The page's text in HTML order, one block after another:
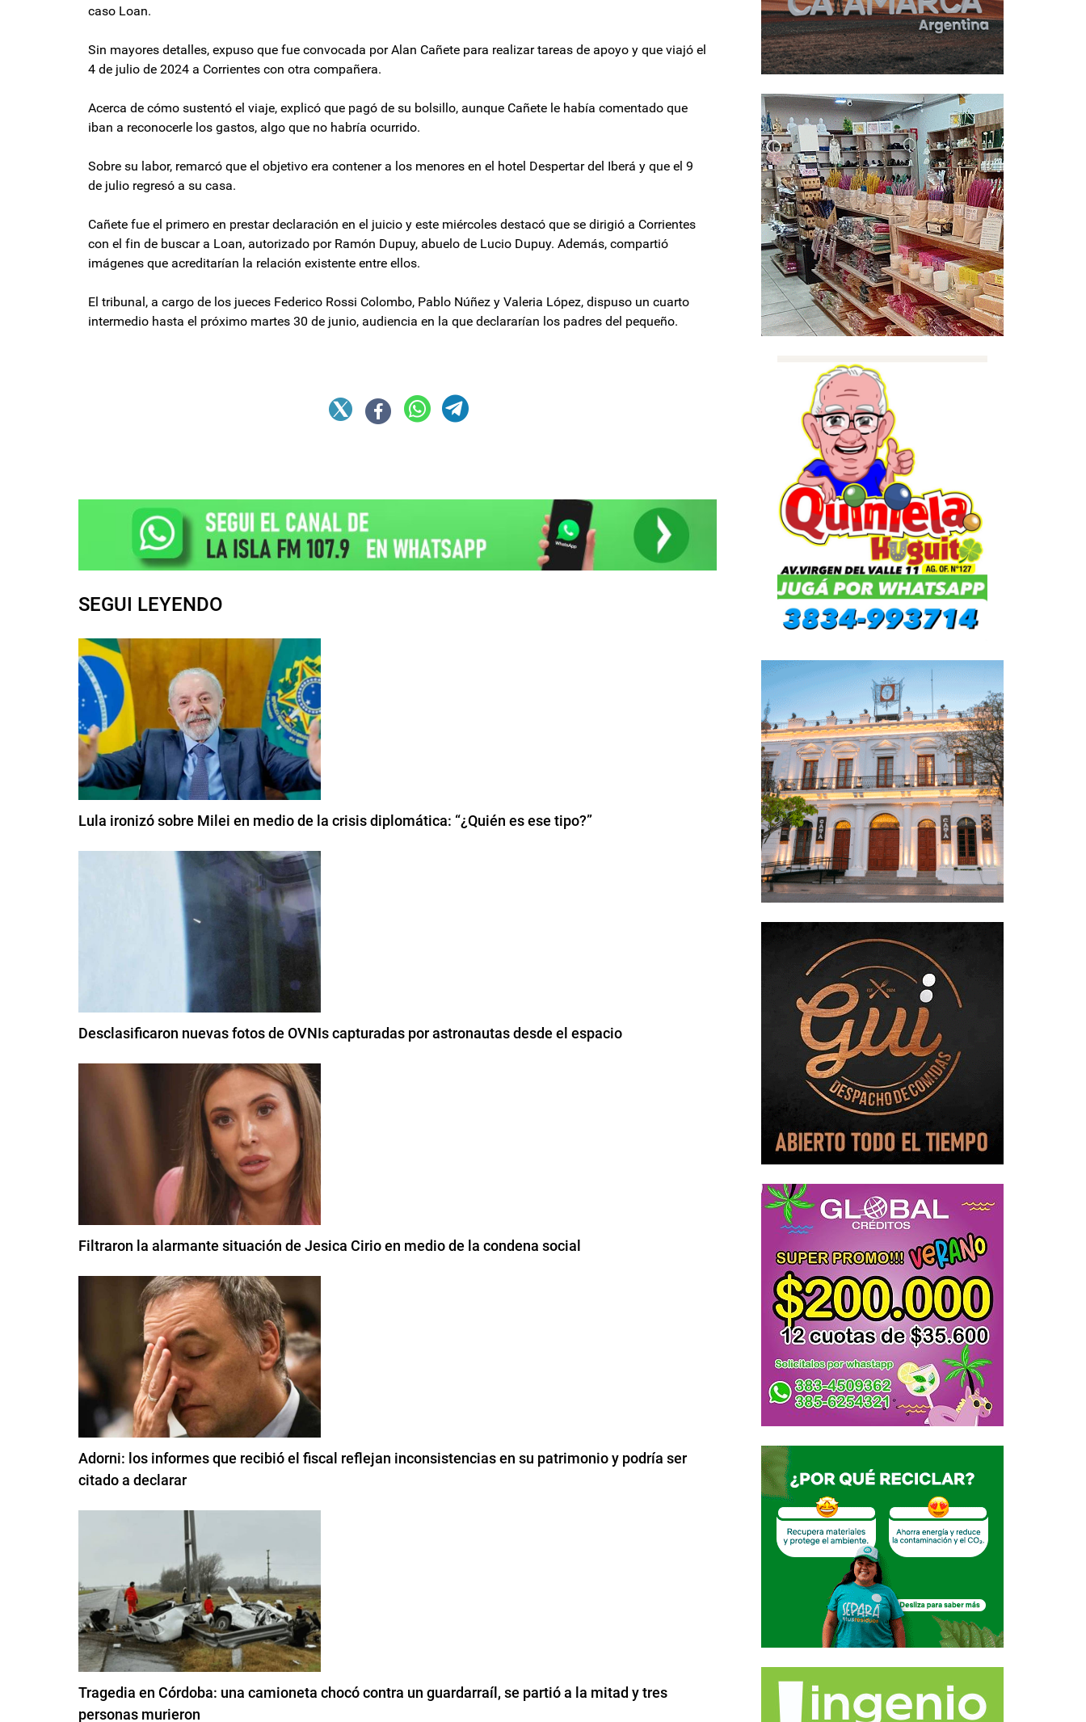
caso Loan.
Sin mayores detalles, expuso que fue convocada por Alan Cañete para realizar tareas de apoyo y que viajó el
4 de julio de 2024 a Corrientes con otra compañera.
Acerca de cómo sustentó el viaje, explicó que pagó de su bolsillo, aunque Cañete le había comentado que
iban a reconocerle los gastos, algo que no habría ocurrido.
Sobre su labor, remarcó que el objetivo era contener a los menores en el hotel Despertar del Iberá y que el 9
de julio regresó a su casa.
Cañete fue el primero en prestar declaración en el juicio y este miércoles destacó que se dirigió a Corrientes
con el fin de buscar a Loan, autorizado por Ramón Dupuy, abuelo de Lucio Dupuy. Además, compartió
imágenes que acreditarían la relación existente entre ellos.
El tribunal, a cargo de los jueces Federico Rossi Colombo, Pablo Núñez y Valeria López, dispuso un cuarto
intermedio hasta el próximo martes 30 de junio, audiencia en la que declararían los padres del pequeño.
SEGUI LEYENDO
Lula ironizó sobre Milei en medio de la crisis diplomática: “¿Quién es ese tipo?”
Desclasificaron nuevas fotos de OVNIs capturadas por astronautas desde el espacio
Filtraron la alarmante situación de Jesica Cirio en medio de la condena social
Adorni: los informes que recibió el fiscal reflejan inconsistencias en su patrimonio y podría ser
citado a declarar
Tragedia en Córdoba: una camioneta chocó contra un guardarraíl, se partió a la mitad y tres
personas murieron